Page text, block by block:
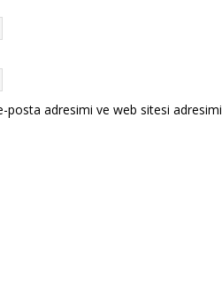
posta adresimi ve web sitesi adresimi